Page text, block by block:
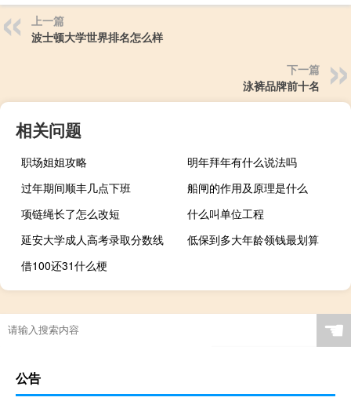
上一篇
波士顿大学世界排名怎么样
下一篇
泳裤品牌前十名
相关问题
职场姐姐攻略
明年拜年有什么说法吗
过年期间顺丰几点下班
船闸的作用及原理是什么
项链绳长了怎么改短
什么叫单位工程
延安大学成人高考录取分数线
低保到多大年龄领钱最划算
借100还31什么梗
☚
公告